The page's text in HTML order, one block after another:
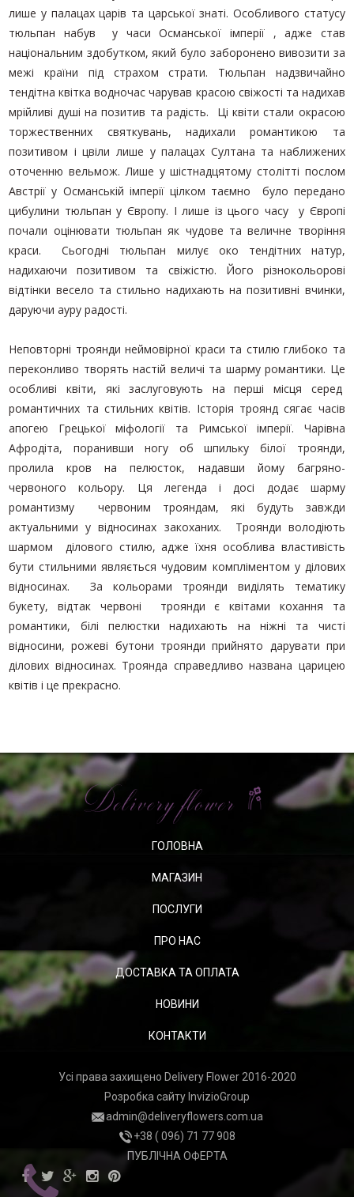
лише у палацах царів та царської знаті. Особливого статусу
тюльпан набув у часи Османської імперії , адже став
національним здобутком, який було заборонено вивозити за
межі країни під страхом страти. Тюльпан надзвичайно
тендітна квітка водночас чарував красою свіжості та надихав
мрійливі душі на позитив та радість. Ці квіти стали окрасою
торжественних святкувань, надихали романтикою та
позитивом і цвіли лише у палацах Султана та наближених
оточенню вельмож. Лише у шістнадцятому столітті послом
Австрії у Османській імперії цілком таємно було передано
цибулини тюльпан у Європу. І лише із цього часу у Європі
почали оцінювати тюльпан як чудове та величне творіння
краси. Сьогодні тюльпан милує око тендітних натур,
надихаючи позитивом та свіжістю. Його різнокольорові
відтінки весело та стильно надихають на позитивні вчинки,
даруючи ауру радості.
Неповторні троянди неймовірної краси та стилю глибоко та
переконливо творять настій величі та шарму романтики. Це
особливі квіти, які заслуговують на перші місця серед
романтичних та стильних квітів. Історія троянд сягає часів
апогею Грецької міфології та Римської імперії. Чарівна
Афродіта, поранивши ногу об шпильку білої троянди,
пролила кров на пелюсток, надавши йому багряно-
червоного кольору. Ця легенда і досі додає шарму
романтизму червоним трояндам, які будуть завжди
актуальними у відносинах закоханих. Троянди володіють
шармом ділового стилю, адже їхня особлива властивість
бути стильними являється чудовим компліментом у ділових
відносинах. За кольорами троянди виділять тематику
букету, відтак червоні троянди є квітами кохання та
романтики, білі пелюстки надихають на ніжні та чисті
відносини, рожеві бутони троянди прийнято дарувати при
ділових відносинах. Троянда справедливо названа царицею
квітів і це прекрасно.
ГОЛОВНА
МАГАЗИН
ПОСЛУГИ
ПРО НАС
ДОСТАВКА ТА ОПЛАТА
НОВИНИ
КОНТАКТИ
Усі права захищено Delivery Flower 2016-2020
Розробка сайту InvizioGroup
admin@deliveryflowers.com.ua
+38 ( 096) 71 77 908
ПУБЛІЧНА ОФЕРТА